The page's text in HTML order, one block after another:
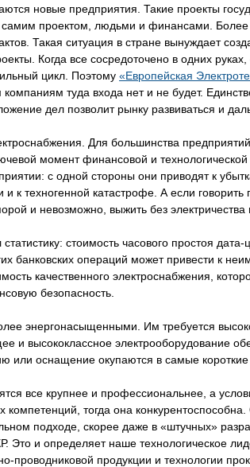
новые предприятия. Такие проекты
самим проектом, людьми и финансами.
Такая ситуация в стране вынуждает
Когда все сосредоточено в одних
цикл. Поэтому «Европейская
туда входа нет и не будет.
дел позволит рынку развиваться и
Для большинства
момент финансовой и
с одной стороны они приводят к
и к техногенной катастрофе. А если
и невозможно, выжить без электричества
стоимость часового простоя
банковских операций может привести к
качественного электроснабжения,
безопасность.
энергонасыщенными. Им требуется
и высококлассное электрооборудование
или оснащение окупаются в самые короткие
все крупнее и профессиональнее, а
компетенций, тогда она
подходе, скорее даже в «штучных»
Это и определяет наше технологическое
проводниковой продукции и технологии